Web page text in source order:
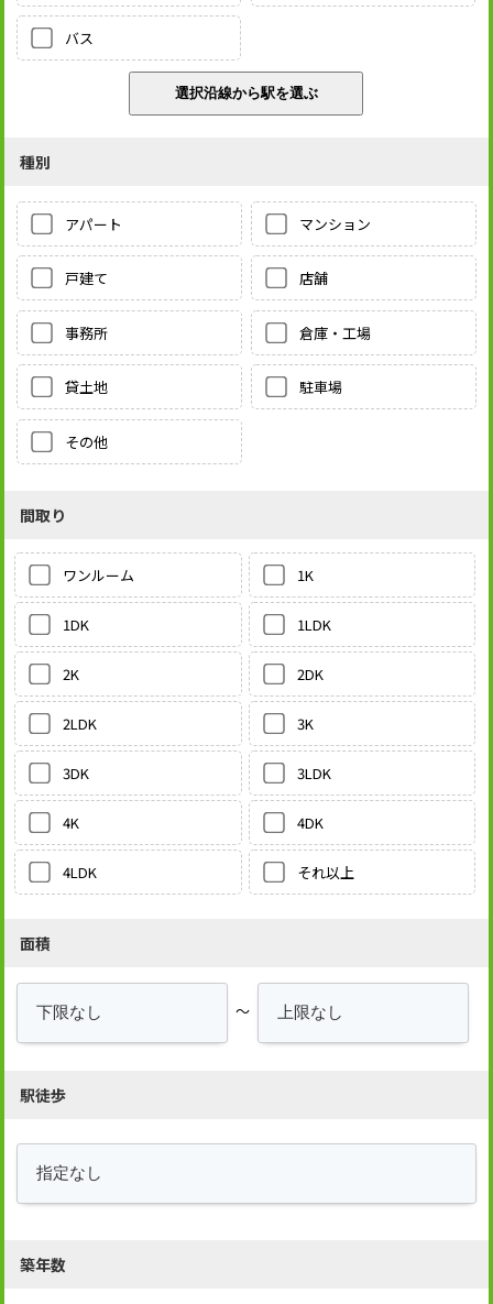
バス
種別
アパート マンション
戸建て 店舗
事務所 倉庫・工場
貸土地 駐車場
その他
間取り
ワンルーム 1K
1DK 1LDK
2K 2DK
2LDK 3K
3DK 3LDK
4K 4DK
4LDK それ以上
面積
～
駅徒歩
築年数